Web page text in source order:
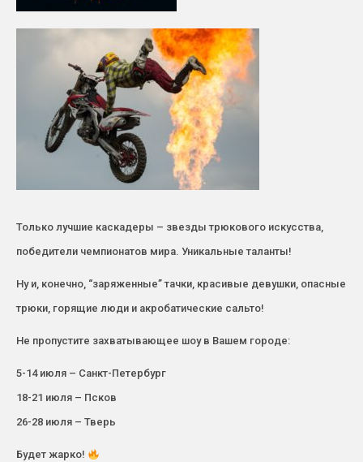
Только лучшие каскадеры – звезды трюкового искусства,
победители чемпионатов мира. Уникальные таланты!
Ну и, конечно, “заряженные” тачки, красивые девушки, опасные
трюки, горящие люди и акробатические сальто!
Не пропустите захватывающее шоу в Вашем городе:
5-14 июля – Санкт-Петербург
18-21 июля – Псков
26-28 июля – Тверь
Будет жарко!